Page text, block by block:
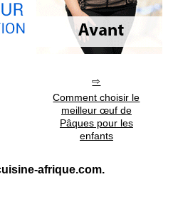
Comment choisir le
meilleur œuf de
Pâques pour les
enfants
afrique.com.